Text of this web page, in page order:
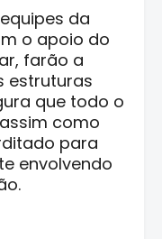
da
o apoio do
farão a
estruturas
que todo o
como
para
envolvendo